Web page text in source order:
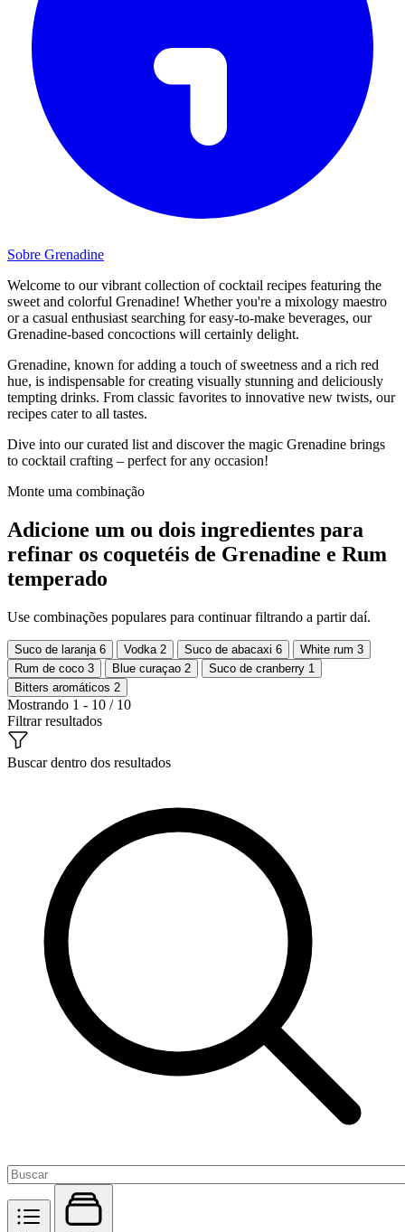
Sobre Grenadine
Welcome to our vibrant collection of cocktail recipes featuring the
sweet and colorful Grenadine! Whether you're a mixology maestro
or a casual enthusiast searching for easy-to-make beverages, our
Grenadine-based concoctions will certainly delight.
Grenadine, known for adding a touch of sweetness and a rich red
hue, is indispensable for creating visually stunning and deliciously
tempting drinks. From classic favorites to innovative new twists, our
recipes cater to all tastes.
Dive into our curated list and discover the magic Grenadine brings
to cocktail crafting – perfect for any occasion!
Monte uma combinação
Adicione um ou dois ingredientes para
refinar os coquetéis de Grenadine e Rum
temperado
Use combinações populares para continuar filtrando a partir daí.
Suco de laranja 6 Vodka 2 Suco de abacaxi 6 White rum 3
Rum de coco 3 Blue curaçao 2 Suco de cranberry 1
Bitters aromáticos 2
Mostrando 1 - 10 / 10
Filtrar resultados
Buscar dentro dos resultados